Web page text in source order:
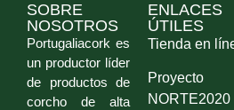
SOBRE
NOSOTROS
Portugaliacork es
un productor líder
de productos de
corcho de alta
ENLACES
ÚTILES
Tienda en
Proyecto
NORTE2020